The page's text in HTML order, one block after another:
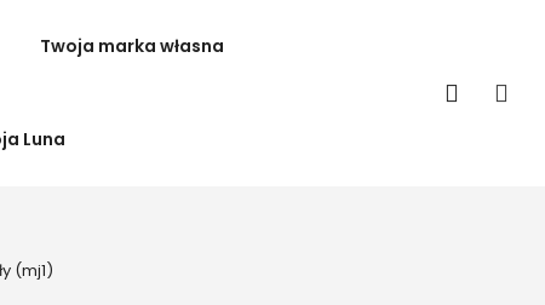
Twoja marka własna
Luna
(mj1)